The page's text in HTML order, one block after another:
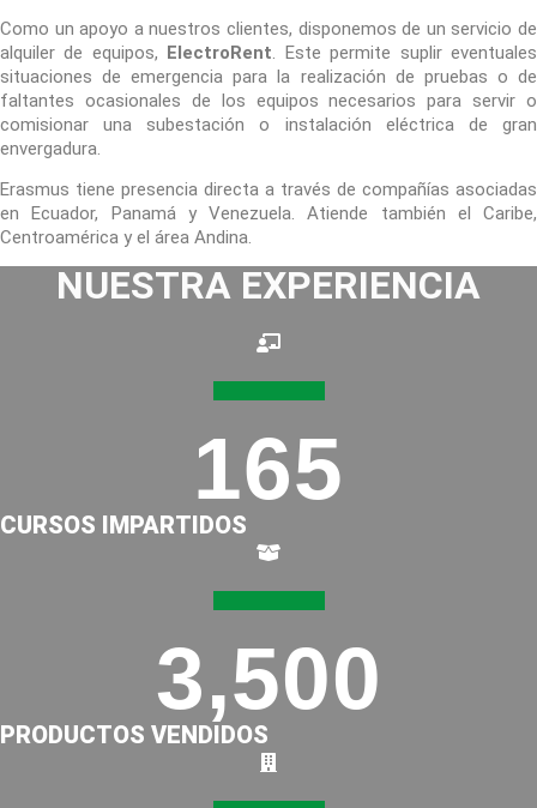
Como un apoyo a nuestros clientes, disponemos de un servicio de
alquiler de equipos, ElectroRent . Este permite suplir eventuales
situaciones de emergencia para la realización de pruebas o de
faltantes ocasionales de los equipos necesarios para servir o
comisionar una subestación o instalación eléctrica de gran
envergadura.
Erasmus tiene presencia directa a través de compañías asociadas
en Ecuador, Panamá y Venezuela. Atiende también el Caribe,
Centroamérica y el área Andina.
NUESTRA EXPERIENCIA
CURSOS IMPARTIDOS
165
PRODUCTOS VENDIDOS
3,500